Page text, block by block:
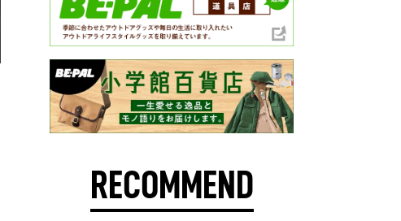
RECOMMEND